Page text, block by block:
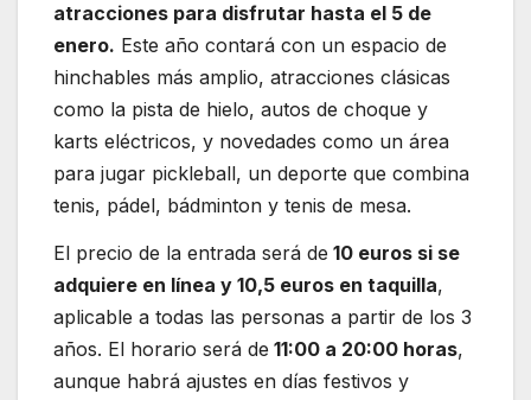
atracciones para disfrutar hasta el 5 de
enero. Este año contará con un espacio de
hinchables más amplio, atracciones clásicas
como la pista de hielo, autos de choque y
karts eléctricos, y novedades como un área
para jugar pickleball, un deporte que combina
tenis, pádel, bádminton y tenis de mesa.
El precio de la entrada será de 10 euros si se
adquiere en línea y 10,5 euros en taquilla,
aplicable a todas las personas a partir de los 3
años. El horario será de 11:00 a 20:00 horas,
aunque habrá ajustes en días festivos y